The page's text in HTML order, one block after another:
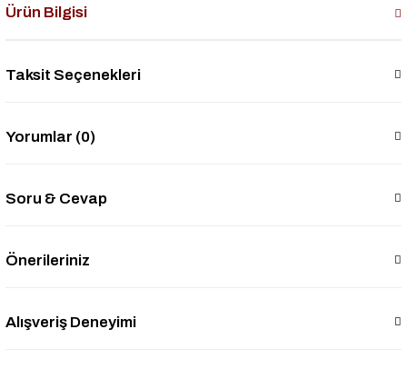
Ürün Bilgisi
Taksit Seçenekleri
Yorumlar (0)
Soru & Cevap
Önerileriniz
Alışveriş Deneyimi